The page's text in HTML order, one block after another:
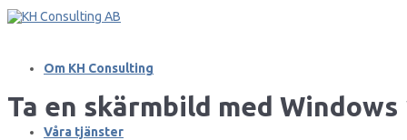
Om KH Consulting
Våra tjänster
Ta en skärmbild med Windows